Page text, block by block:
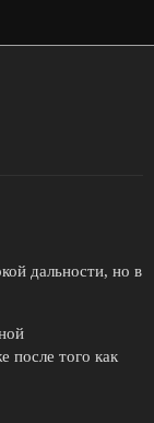
дальности, но в
после того как